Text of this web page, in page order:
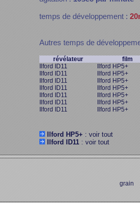
temps de développement :
Autres temps de
révélateur
film
Ilford ID11
Ilford HP5+
Ilford ID11
Ilford HP5+
Ilford ID11
Ilford HP5+
Ilford ID11
Ilford HP5+
Ilford ID11
Ilford HP5+
Ilford ID11
Ilford HP5+
Ilford ID11
Ilford HP5+
Ilford HP5+: voir tout
Ilford ID11: voir tout
grain